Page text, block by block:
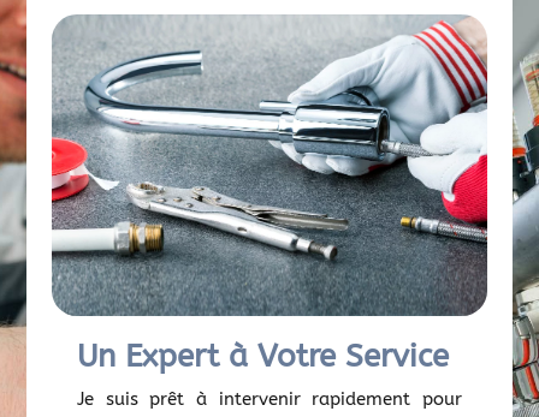
Un Expert à Votre Service
Je suis prêt à intervenir rapidement pour